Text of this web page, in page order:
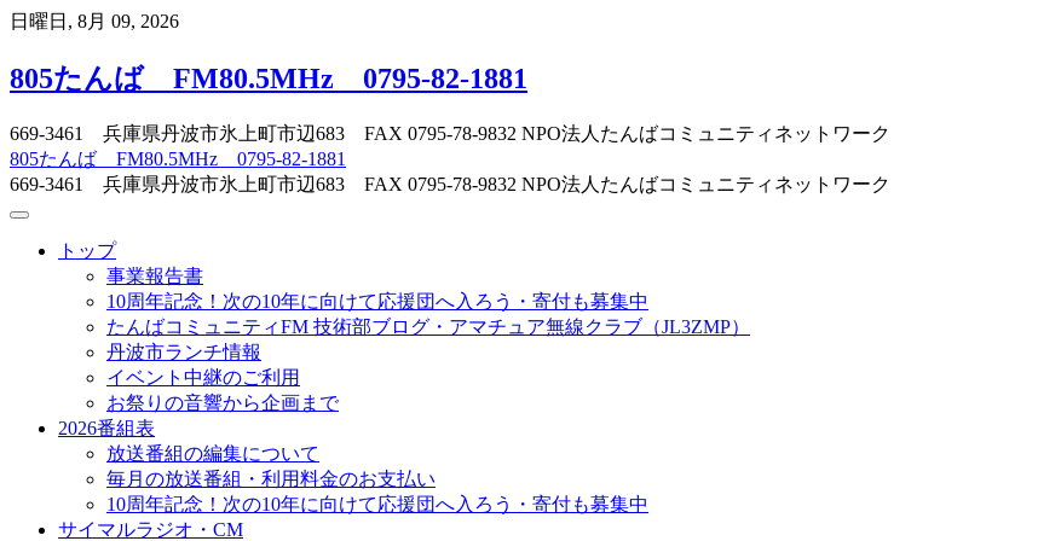
Skip
content
日曜日, 8月 09, 2026
805たんば FM80.5MHz 0795-82-1881
669-3461 兵庫県丹波市氷上町市辺683 FAX 0795-78-9832 NPO法人たんばコミュニティネットワーク
805たんば FM80.5MHz 0795-82-1881
669-3461 兵庫県丹波市氷上町市辺683 FAX 0795-78-9832 NPO法人たんばコミュニティネットワーク
トップ
事業報告書
10周年記念！次の10年に向けて応援団へ入ろう・寄付も募集中
たんばコミュニティFM 技術部ブログ・アマチュア無線クラブ（JL3ZMP）
丹波市ランチ情報
イベント中継のご利用
お祭りの音響から企画まで
2026番組表
放送番組の編集について
毎月の放送番組・利用料金のお支払い
10周年記念！次の10年に向けて応援団へ入ろう・寄付も募集中
サイマルラジオ・CM